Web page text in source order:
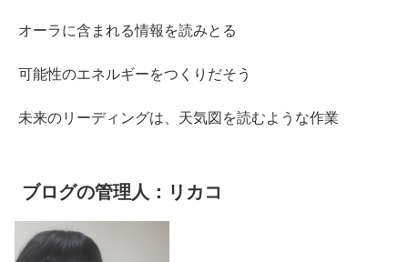
オーラに含まれる情報を読みとる
可能性のエネルギーをつくりだそう
未来のリーディングは、天気図を読むような作業
ブログの管理人：リカコ